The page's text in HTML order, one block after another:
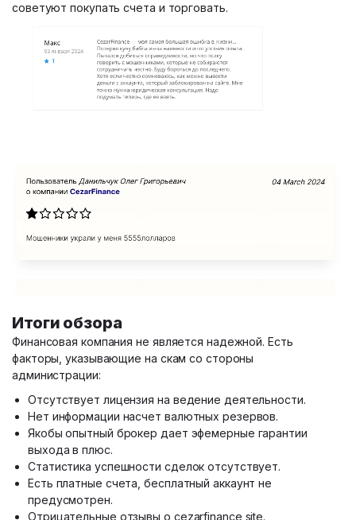
советуют покупать счета и торговать.
Итоги обзора
Финансовая компания не является надежной. Есть
факторы, указывающие на скам со стороны
администрации:
Отсутствует лицензия на ведение деятельности.
Нет информации насчет валютных резервов.
Якобы опытный брокер дает эфемерные гарантии
выхода в плюс.
Статистика успешности сделок отсутствует.
Есть платные счета, бесплатный аккаунт не
предусмотрен.
Отрицательные отзывы о cezarfinance site.